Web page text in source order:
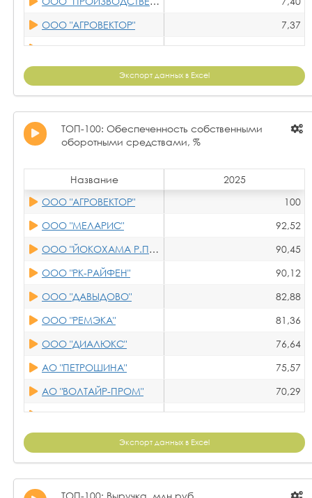
ООО "АГРОВЕКТОР"
7,37
АО "ПЕТРОШИНА"
4,79
ООО "ПК "ЧЕМПИОН"
3,77
ООО НПП "ЭТАЛОН"
3,30
ЗАО "ВШЗ"
ООО ПК "КИРОВ ТАЙР"
0,79
ООО "РК-РАЙФЕН"
0,72
Экспорт данных в Excel
ТОП-100: Обеспеченность собственными
оборотными средствами, %
Название
2025
ООО "АГРОВЕКТОР"
100
ООО "МЕЛАРИС"
92,52
ООО "ЙОКОХАМА Р.П.З."
90,45
ООО "РК-РАЙФЕН"
90,12
ООО "ДАВЫДОВО"
82,88
ООО "РЕМЭКА"
81,36
ООО "ДИАЛЮКС"
76,64
АО "ПЕТРОШИНА"
75,57
АО "ВОЛТАЙР-ПРОМ"
70,29
ООО "КСК"
62,68
ООО "АВРОРА АВТО"
59,12
ООО НПП "ЭТАЛОН"
45,38
Экспорт данных в Excel